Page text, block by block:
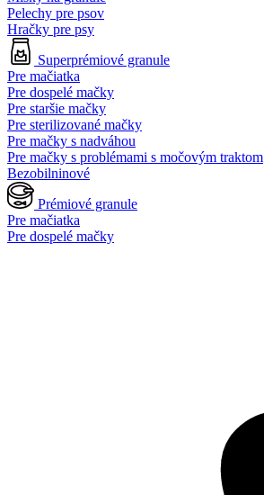
Pelechy pre psov
Hračky pre psy
Superprémiové granule
Pre mačiatka
Pre dospelé mačky
Pre staršie mačky
Pre sterilizované mačky
Pre mačky s nadváhou
Pre mačky s problémami s močovým traktom
Bezobilninové
Prémiové granule
Pre mačiatka
Pre dospelé mačky